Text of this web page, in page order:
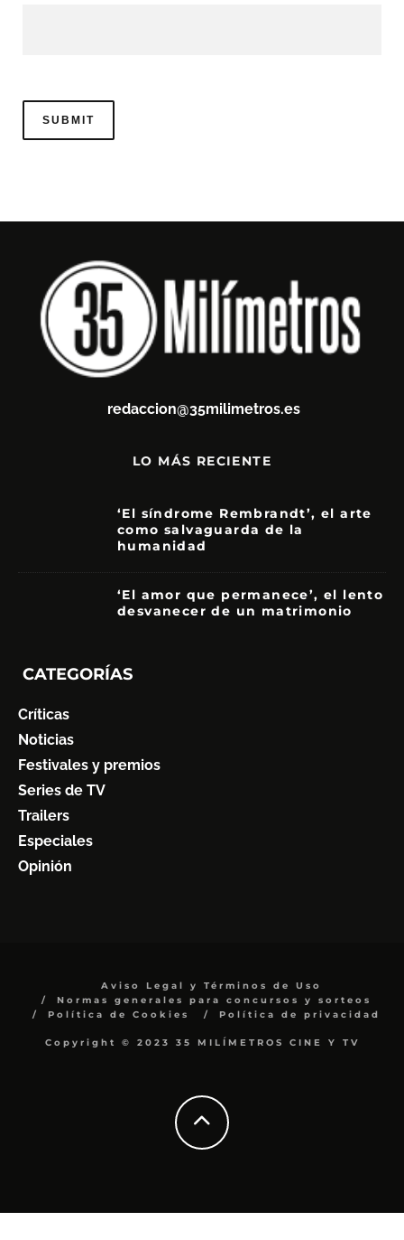
redaccion@35milimetros.es
LO MÁS RECIENTE
‘El síndrome Rembrandt’, el arte
como salvaguarda de la
humanidad
‘El amor que permanece’, el lento
desvanecer de un matrimonio
CATEGORÍAS
Críticas
Noticias
Festivales y premios
Series de TV
Trailers
Especiales
Opinión
Aviso Legal y Términos de Uso
Normas generales para concursos y sorteos
Política de Cookies
Política de privacidad
Copyright © 2023 35 MILÍMETROS CINE Y TV